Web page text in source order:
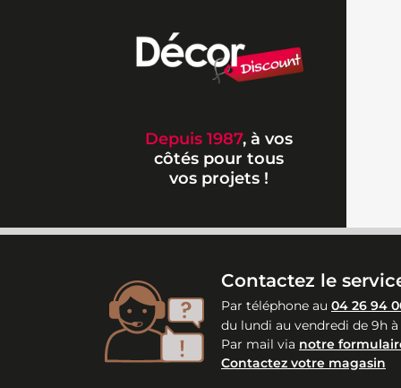
Depuis 1987, à vos
côtés pour tous
vos projets !
Contactez le
Par téléphone au 04 26 94
du lundi au vendredi de 9h à
Par mail via notre
Contactez votre magasin